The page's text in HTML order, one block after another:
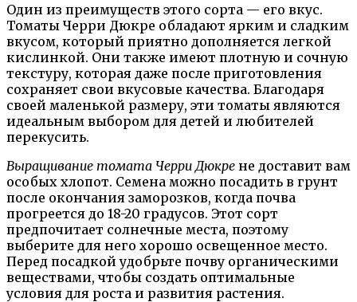
Один из преимуществ этого сорта — его вкус.
Томаты Черри Дюкре обладают ярким и сладким
вкусом, который приятно дополняется легкой
кислинкой. Они также имеют плотную и сочную
текстуру, которая даже после приготовления
сохраняет свои вкусовые качества. Благодаря
своей маленькой размеру, эти томаты являются
идеальным выбором для детей и любителей
перекусить.
Выращивание томата Черри Дюкре не доставит вам
особых хлопот. Семена можно посадить в грунт
после окончания заморозков, когда почва
прогреется до 18-20 градусов. Этот сорт
предпочитает солнечные места, поэтому
выберите для него хорошо освещенное место.
Перед посадкой удобрьте почву органическими
веществами, чтобы создать оптимальные
условия для роста и развития растения.